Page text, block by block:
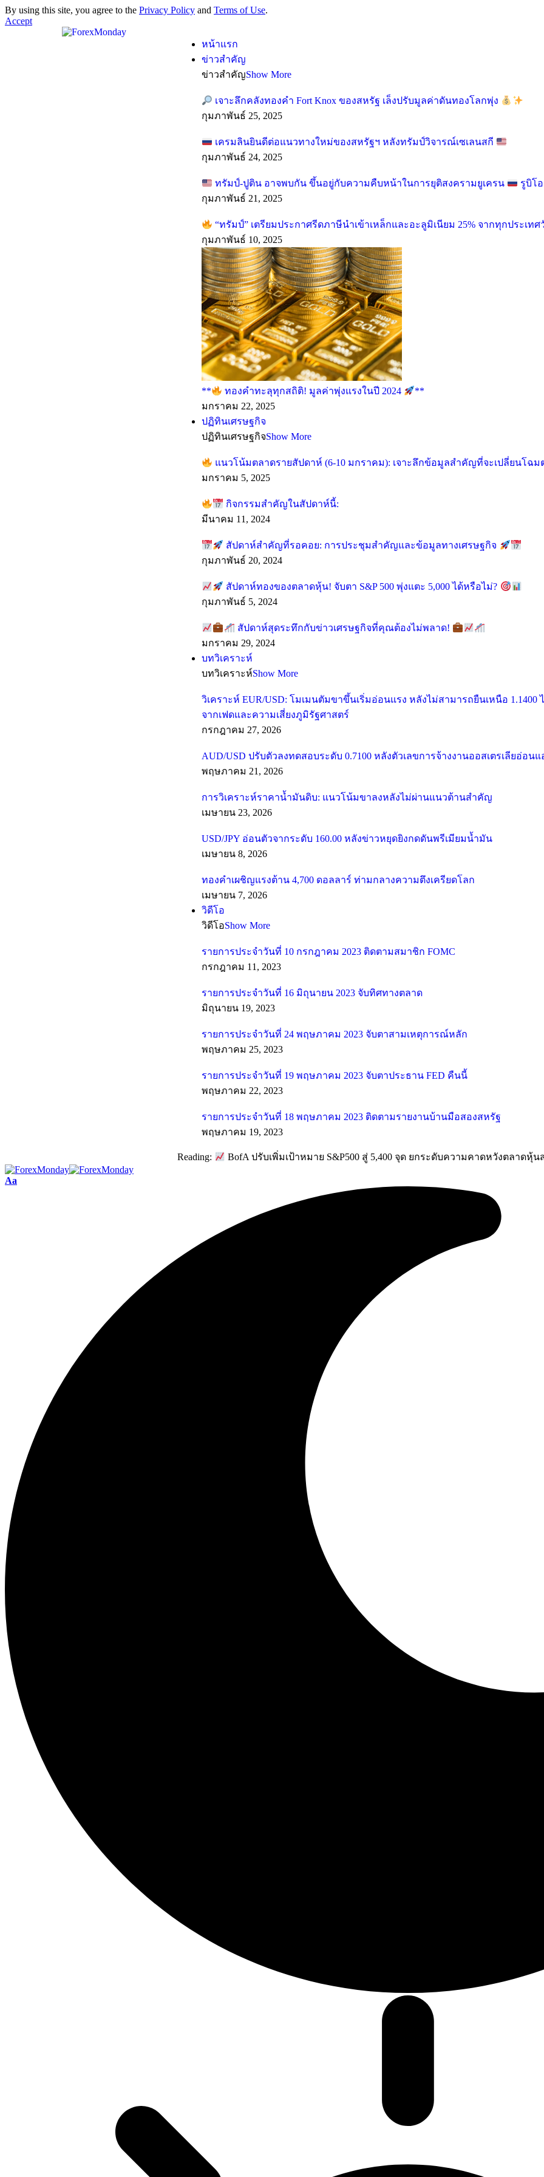
By using this site, you agree to the Privacy Policy and Terms of Use.
Accept
หน้าแรก
ข่าวสำคัญ
ข่าวสำคัญShow More
เจาะลึกคลังทองคำ Fort Knox ของสหรัฐ เล็งปรับมูลค่าดันทองโลกพุ่ง
กุมภาพันธ์ 25, 2025
เครมลินยินดีต่อแนวทางใหม่ของสหรัฐฯ หลังทรัมป์วิจารณ์เซเลนสกี
กุมภาพันธ์ 24, 2025
ทรัมป์-ปูติน อาจพบกัน ขึ้นอยู่กับความคืบหน้าในการยุติสงครามยูเครน
รูบิโ
กุมภาพันธ์ 21, 2025
“ทรัมป์” เตรียมประกาศรีดภาษีนำเข้าเหล็กและอะลูมิเนียม 25% จากทุกประเทศ
กุมภาพันธ์ 10, 2025
** ทองคำทะลุทุกสถิติ! มูลค่าพุ่งแรงในปี 2024
**
มกราคม 22, 2025
ปฏิทินเศรษฐกิจ
ปฏิทินเศรษฐกิจShow More
แนวโน้มตลาดรายสัปดาห์ (6-10 มกราคม): เจาะลึกข้อมูลสำคัญที่จะเปลี่ยนโฉม
มกราคม 5, 2025
กิจกรรมสำคัญในสัปดาห์นี้:
มีนาคม 11, 2024
สัปดาห์สำคัญที่รอคอย: การประชุมสำคัญและข้อมูลทางเศรษฐกิจ
กุมภาพันธ์ 20, 2024
สัปดาห์ทองของตลาดหุ้น! จับตา S&P 500 พุ่งแตะ 5,000 ได้หรือไม่?
กุมภาพันธ์ 5, 2024
สัปดาห์สุดระทึกกับข่าวเศรษฐกิจที่คุณต้องไม่พลาด!
มกราคม 29, 2024
บทวิเคราะห์
บทวิเคราะห์Show More
วิเคราะห์ EUR/USD: โมเมนตัมขาขึ้นเริ่มอ่อนแรง หลังไม่สามารถยืนเหนือ 1.1400
จากเฟดและความเสี่ยงภูมิรัฐศาสตร์
กรกฎาคม 27, 2026
AUD/USD ปรับตัวลงทดสอบระดับ 0.7100 หลังตัวเลขการจ้างงานออสเตรเลียอ่อน
พฤษภาคม 21, 2026
การวิเคราะห์ราคาน้ำมันดิบ: แนวโน้มขาลงหลังไม่ผ่านแนวต้านสำคัญ
เมษายน 23, 2026
USD/JPY อ่อนตัวจากระดับ 160.00 หลังข่าวหยุดยิงกดดันพรีเมียมน้ำมัน
เมษายน 8, 2026
ทองคำเผชิญแรงต้าน 4,700 ดอลลาร์ ท่ามกลางความตึงเครียดโลก
เมษายน 7, 2026
วิดีโอ
วิดีโอShow More
รายการประจำวันที่ 10 กรกฎาคม 2023 ติดตามสมาชิก FOMC
กรกฎาคม 11, 2023
รายการประจำวันที่ 16 มิถุนายน 2023 จับทิศทางตลาด
มิถุนายน 19, 2023
รายการประจำวันที่ 24 พฤษภาคม 2023 จับตาสามเหตุการณ์หลัก
พฤษภาคม 25, 2023
รายการประจำวันที่ 19 พฤษภาคม 2023 จับตาประธาน FED คืนนี้
พฤษภาคม 22, 2023
รายการประจำวันที่ 18 พฤษภาคม 2023 ติดตามรายงานบ้านมือสองสหรัฐ
พฤษภาคม 19, 2023
Reading: BofA ปรับเพิ่มเป้าหมาย S&P500 สู่ 5,400 จุด ยกระดับความคาดหวังตลาดหุ้น
Aa